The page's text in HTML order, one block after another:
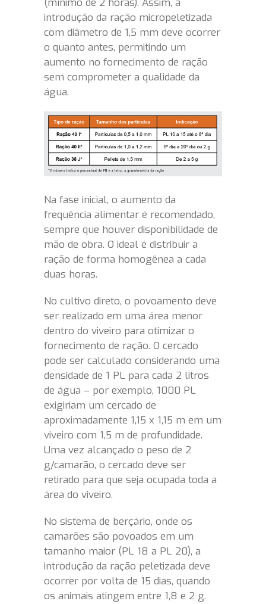
introdução da ração micropeletizada
com diâmetro de 1,5 mm deve ocorrer
o quanto antes, permitindo um
aumento no fornecimento de ração
sem comprometer a qualidade da
água.
Na fase inicial, o aumento da
frequência alimentar é recomendado,
sempre que houver disponibilidade de
mão de obra. O ideal é distribuir a
ração de forma homogênea a cada
duas horas.
No cultivo direto, o povoamento deve
ser realizado em uma área menor
dentro do viveiro para otimizar o
fornecimento de ração. O cercado
pode ser calculado considerando uma
densidade de 1 PL para cada 2 litros
de água – por exemplo, 1000 PL
exigiriam um cercado de
aproximadamente 1,15 x 1,15 m em um
viveiro com 1,5 m de profundidade.
Uma vez alcançado o peso de 2
g/camarão, o cercado deve ser
retirado para que seja ocupada toda a
área do viveiro.
No sistema de berçário, onde os
camarões são povoados em um
tamanho maior (PL 18 a PL 20), a
introdução da ração peletizada deve
ocorrer por volta de 15 dias, quando
os animais atingem entre 1,8 e 2 g.